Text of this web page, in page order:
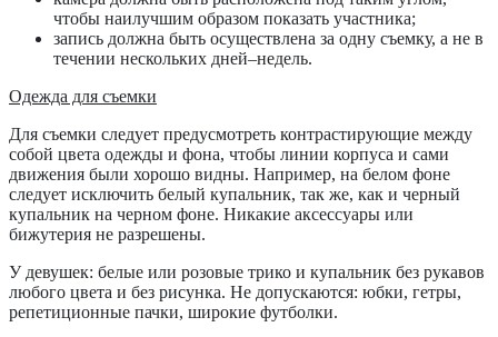
чтобы наилучшим образом показать участника;
запись должна быть осуществлена за одну съемку, а не в
течении нескольких дней–недель.
Одежда для съемки
Для съемки следует предусмотреть контрастирующие между
собой цвета одежды и фона, чтобы линии корпуса и сами
движения были хорошо видны. Например, на белом фоне
следует исключить белый купальник, так же, как и черный
купальник на черном фоне. Никакие аксессуары или
бижутерия не разрешены.
У девушек: белые или розовые трико и купальник без рукавов
любого цвета и без рисунка. Не допускаются: юбки, гетры,
репетиционные пачки, широкие футболки.